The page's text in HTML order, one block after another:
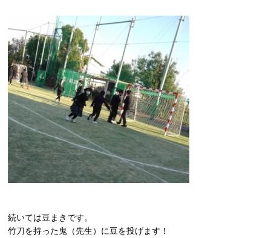
続いては豆まきです。
竹刀を持った鬼（先生）に豆を投げます！